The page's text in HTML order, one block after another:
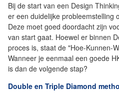
Bij de start van een Design
er een duidelijke probleemstelling
Deze moet goed doordacht zijn
van start gaat. Hoewel er binnen
proces is, staat de "Hoe-Kunnen-
Wanneer je eenmaal een goede
is dan de volgende stap?
Double en Triple Diamond